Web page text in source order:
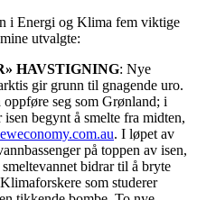
i Energi og Klima fem viktige
utvalgte:
HAVSTIGNING: Nye
gir grunn til gnagende uro.
seg som Grønland; i
begynt å smelte fra midten,
. I løpet av
på toppen av isen,
bidrar til å bryte
som studerer